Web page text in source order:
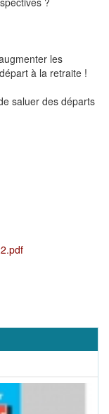
les
à la retraite !
saluer des départs